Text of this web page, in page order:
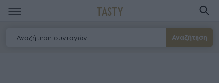
TASTY
Αναζήτηση